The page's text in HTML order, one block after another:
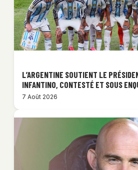
L’ARGENTINE SOUTIENT LE
INFANTINO, CONTESTÉ ET SOUS
7 Août 2026